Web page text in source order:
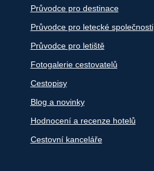
Průvodce pro destinace
Průvodce pro letecké společnosti
Průvodce pro letiště
Fotogalerie cestovatelů
Cestopisy
Blog a novinky
Hodnocení a recenze hotelů
Cestovní kanceláře